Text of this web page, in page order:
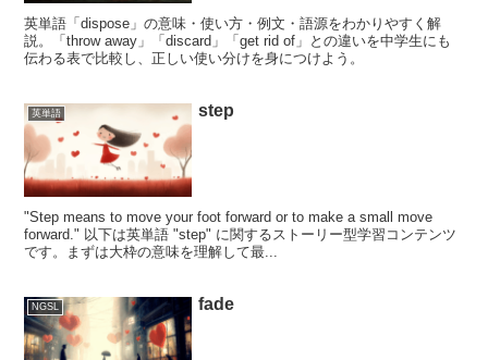
英単語「dispose」の意味・使い方・例文・語源をわかりやすく解
説。「throw away」「discard」「get rid of」との違いを中学生にも
伝わる表で比較し、正しい使い分けを身につけよう。
英単語 step
"Step means to move your foot forward or to make a small move
forward." 以下は英単語 "step" に関するストーリー型学習コンテンツ
です。まずは大枠の意味を理解して最...
NGSL fade